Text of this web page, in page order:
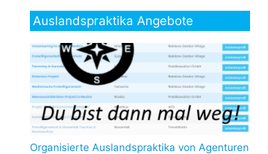
Auslandspraktika Angebote
Organisierte Auslandspraktika von Agenturen